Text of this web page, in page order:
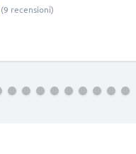
(9 recensioni)